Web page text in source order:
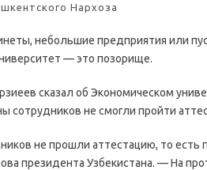
Нархоза
небольшие предприятия или
— это позорище.
сказал об Экономическом
сотрудников не смогли пройти
не прошли аттестацию, то есть
президента Узбекистана. — На